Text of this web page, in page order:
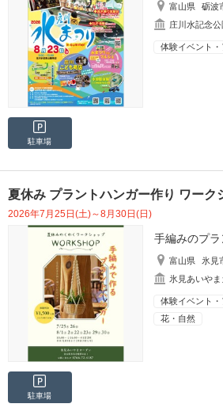
富山県
砺波
庄川水記念公
体験イベント
駐車場
夏休み プラントハンガー作り ワーク
2026年7月25日(土)～8月30日(日)
手編みのプ
富山県
氷見
氷見あいや
体験イベント
花・自然
駐車場